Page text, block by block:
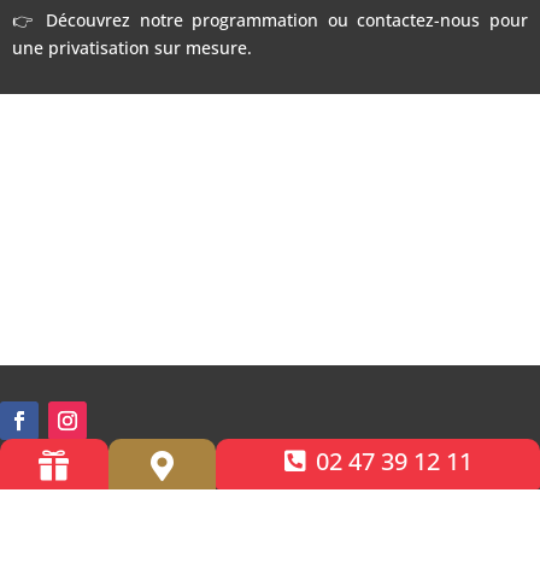
👉 Découvrez notre programmation ou contactez-nous pour
une privatisation sur mesure.
  02 47 39 12 11